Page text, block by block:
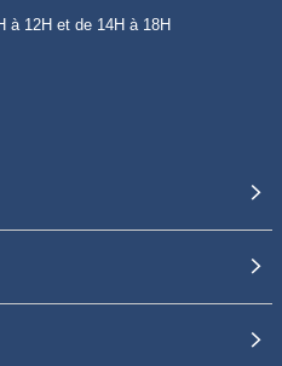
à 12H et de 14H à 18H